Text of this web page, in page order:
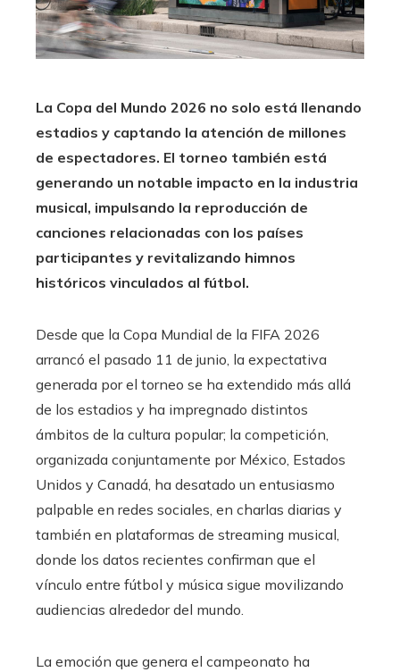
La Copa del Mundo 2026 no solo está llenando
estadios y captando la atención de millones
de espectadores. El torneo también está
generando un notable impacto en la industria
musical, impulsando la reproducción de
canciones relacionadas con los países
participantes y revitalizando himnos
históricos vinculados al fútbol.
Desde que la Copa Mundial de la FIFA 2026
arrancó el pasado 11 de junio, la expectativa
generada por el torneo se ha extendido más allá
de los estadios y ha impregnado distintos
ámbitos de la cultura popular; la competición,
organizada conjuntamente por México, Estados
Unidos y Canadá, ha desatado un entusiasmo
palpable en redes sociales, en charlas diarias y
también en plataformas de streaming musical,
donde los datos recientes confirman que el
vínculo entre fútbol y música sigue movilizando
audiencias alrededor del mundo.
La emoción que genera el campeonato ha